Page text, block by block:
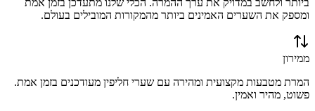
ומספק את השערים האמינים ביותר מהמקורות המובילים בעולם.
ממירון
המרת מטבעות מקצועית ומהירה עם שערי חליפין מעודכנים בזמן אמת.
פשוט, מהיר ואמין.